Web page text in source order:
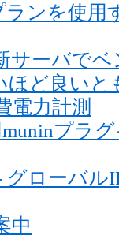
ランを使用
サーバでベ
ほど良いと
電力計測
プラ
グローバ
中